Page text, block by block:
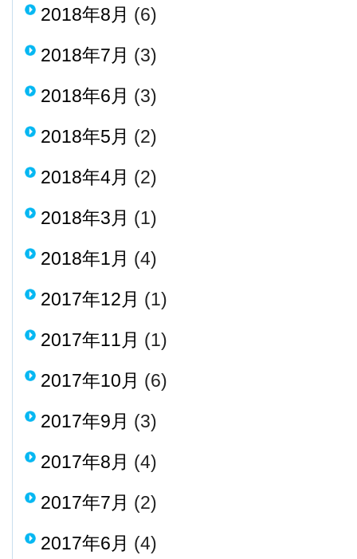
2018年8月 (6)
2018年7月 (3)
2018年6月 (3)
2018年5月 (2)
2018年4月 (2)
2018年3月 (1)
2018年1月 (4)
2017年12月 (1)
2017年11月 (1)
2017年10月 (6)
2017年9月 (3)
2017年8月 (4)
2017年7月 (2)
2017年6月 (4)